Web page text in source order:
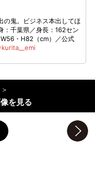
の鬼。ビジネス本出してほ
：千葉県／身長：162セン
・H82（cm）／公式
kurita__emi
を見る